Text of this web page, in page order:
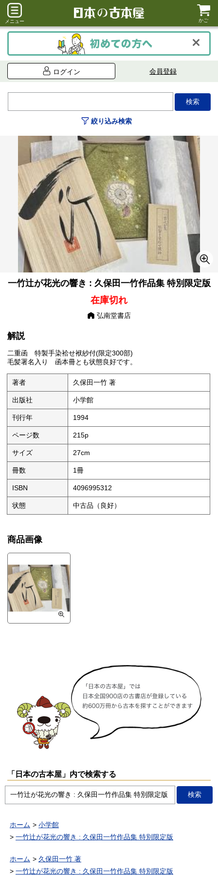
メニュー かご
ログイン 会員登録
絞り込み検索
一竹辻が花光の響き : 久保田一竹作品集 特別限定版
在庫切れ
弘南堂書店
解説
二重函 特製手染袷せ袱紗付(限定300部)
毛髪署名入り 函本冊とも状態良好です。
著者 久保田一竹 著
出版社 小学館
刊行年 1994
ページ数 215p
サイズ 27cm
冊数 1冊
ISBN 4096995312
状態 中古品（良好）
商品画像
「日本の古本屋」内で検索する
ホーム
小学館
一竹辻が花光の響き : 久保田一竹作品集 特別限定版
ホーム
久保田一竹 著
一竹辻が花光の響き : 久保田一竹作品集 特別限定版